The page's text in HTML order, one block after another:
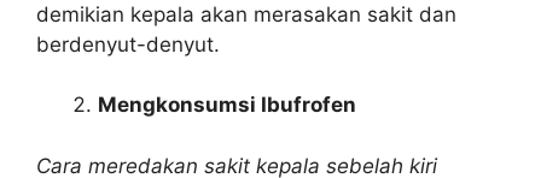
demikian kepala akan merasakan sakit dan
berdenyut-denyut.
Mengkonsumsi Ibufrofen
Cara meredakan sakit kepala sebelah kiri